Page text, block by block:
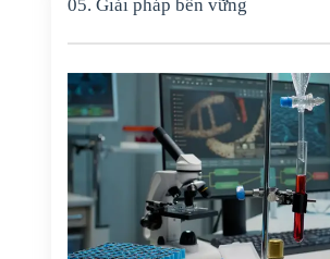
05. Giải pháp bền vững